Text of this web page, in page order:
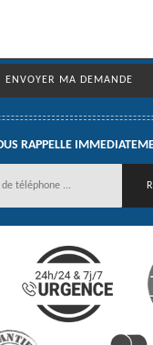
RAPPELLE